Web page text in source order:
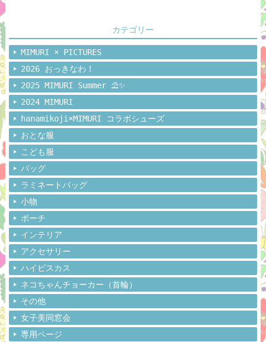
カテゴリー
MIMURI × PICTURES
2026 おっきなわ！
2025 MIMURI Summer ⛱️✨
2024 MIMURI
hanamikoji×MIMURI コラボシューズ
おとな服
こども服
バッグ
ラミネートバッグ
小物
ポーチ
インテリア
アクセサリー
ハイビスカス
ネコちゃんチョーカー（首輪）
その他
女子美同窓会
専用ページ